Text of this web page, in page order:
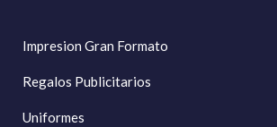
Impresion Gran Formato
Regalos Publicitarios
Uniformes